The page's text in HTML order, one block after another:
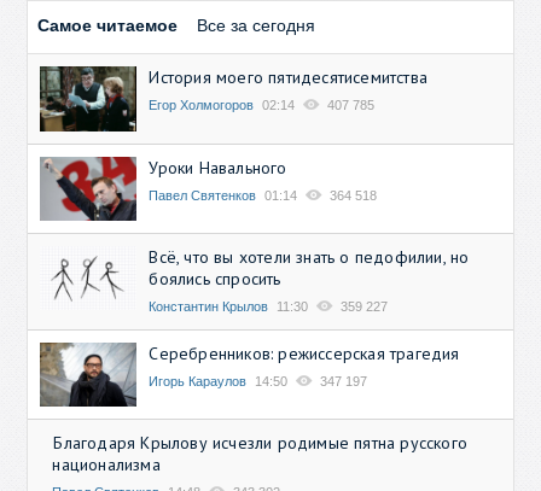
Самое читаемое Все за сегодня
История моего пятидесятисемитства
Егор Холмогоров 02:14 407 785
Уроки Навального
Павел Святенков 01:14 364 518
Всё, что вы хотели знать о педофилии, но
боялись спросить
Константин Крылов 11:30 359 227
Серебренников: режиссерская трагедия
Игорь Караулов 14:50 347 197
Благодаря Крылову исчезли родимые пятна русского
национализма